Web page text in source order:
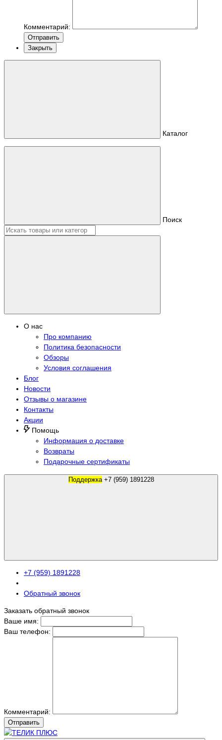
Комментарий:
Отправить
Закрыть
Каталог
Поиск
О нас
Про компанию
Политика безопасности
Обзоры
Условия соглашения
Блог
Новости
Отзывы о магазине
Контакты
Акции
Помощь
Информация о доставке
Возвраты
Подарочные сертификаты
Поддержка +7 (959) 1891228
+7 (959) 1891228
Обратный звонок
Заказать обратный звонок
Ваше имя:
Ваш телефон:
Комментарий:
Отправить